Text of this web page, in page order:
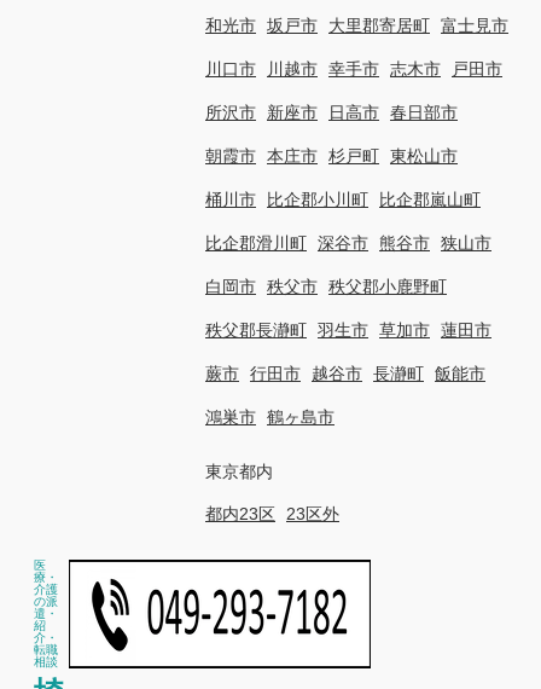
和光市 坂戸市 大里郡寄居町 富士見市
川口市 川越市 幸手市 志木市 戸田市
所沢市 新座市 日高市 春日部市
朝霞市 本庄市 杉戸町 東松山市
桶川市 比企郡小川町 比企郡嵐山町
比企郡滑川町 深谷市 熊谷市 狭山市
白岡市 秩父市 秩父郡小鹿野町
秩父郡長瀞町 羽生市 草加市 蓮田市
蕨市 行田市 越谷市 長瀞町 飯能市
鴻巣市 鶴ヶ島市
東京都内
都内23区 23区外
医
療・
介護
の派
遣・
紹
介・
転職
相談